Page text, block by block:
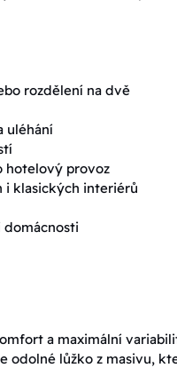
rozdělení na dvě
uléhání
hotelový provoz
i klasických interiérů
a maximální
odolné lůžko z masivu,